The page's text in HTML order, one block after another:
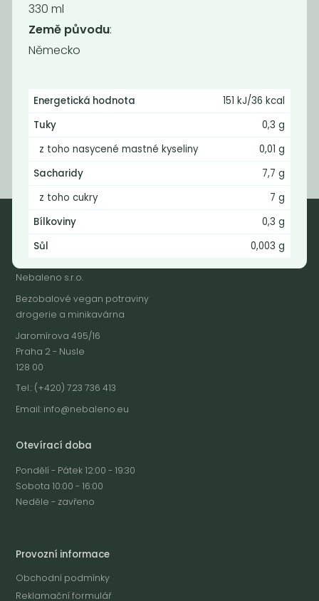
Momentálně
nedostupné
Bio Isis
39Kč
Nebaleno
Nebaleno s.r.o.
Bezobalové vegan potraviny
drogerie a minikavárna
Jaromírova 495/16
Praha 2 - Nusle
128 00
Tel.: (+420) 723 736 413
Email: info@nebaleno.eu
Otevírací doba
Pondělí - Pátek 12:00 - 19:30
Sobota 10:00 - 16:00
Neděle - zavřeno
Provozní informace
Obchodní podmínky
Reklamační formulář
330 ml
Země původu:
Německo
Energetická hodnota
151 kJ/36 kcal
Tuky
0,3 g
z toho nasycené mastné kyseliny
0,01 g
Sacharidy
7,7 g
z toho cukry
7 g
Bílkoviny
0,3 g
Sůl
0,003 g